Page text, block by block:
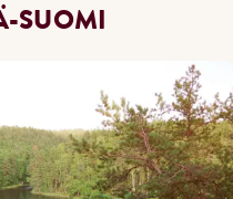
SUOMI